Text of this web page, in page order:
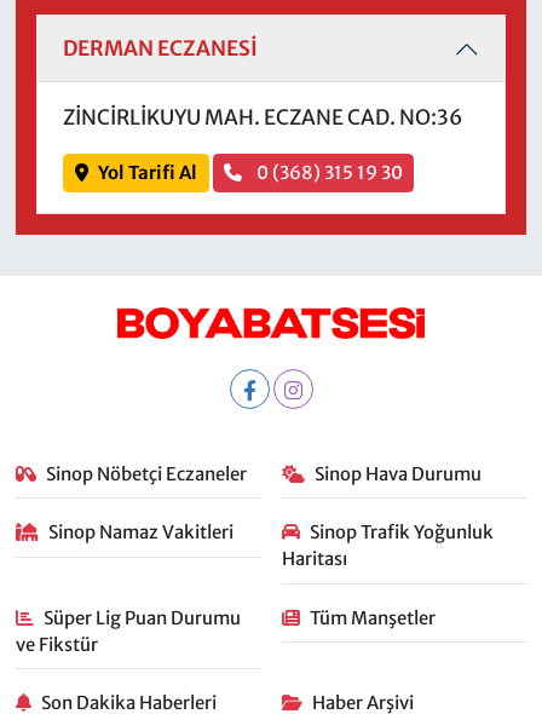
DERMAN ECZANESİ
ZİNCİRLİKUYU MAH. ECZANE CAD. NO:36
Yol Tarifi Al 0 (368) 315 19 30
Sinop Nöbetçi Eczaneler Sinop Hava Durumu
Sinop Namaz Vakitleri
Sinop Trafik Yoğunluk
Haritası
Süper Lig Puan Durumu
ve Fikstür
Tüm Manşetler
Son Dakika Haberleri Haber Arşivi